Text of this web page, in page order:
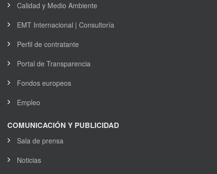
Calidad y Medio Ambiente
EMT Internacional | Consultoría
Perfil de contratante
Portal de Transparencia
Fondos europeos
Empleo
COMUNICACIÓN Y PUBLICIDAD
Sala de prensa
Noticias